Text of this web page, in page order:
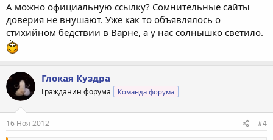
А можно официальную ссылку? Сомнительные сайты
доверия не внушают. Уже как то объявлялось о
стихийном бедствии в Варне, а у нас солнышко светило.
Глокая Куздра
Гражданин форума Команда форума
16 Ноя 2012 #4